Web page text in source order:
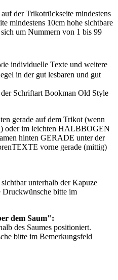
der Trikotrückseite mindestens
mindestens 10cm hohe sichtbare
um Nummern von 1 bis 99
individuelle Texte und weitere
in der gut lesbaren und gut
Schriftart Bookman Old Style
gerade auf dem Trikot (wenn
oder im leichten HALBBOGEN
hinten GERADE unter der
vorne gerade (mittig)
unterhalb der Kapuze
Druckwünsche bitte im
dem Saum":
des Saumes positioniert.
bitte im Bemerkungsfeld